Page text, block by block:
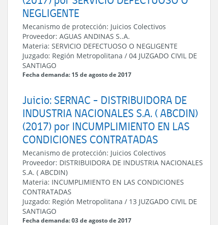
NEGLIGENTE
Mecanismo de protección: Juicios Colectivos
Proveedor: AGUAS ANDINAS S..A.
Materia: SERVICIO DEFECTUOSO O NEGLIGENTE
Juzgado: Región Metropolitana / 04 JUZGADO CIVIL DE
SANTIAGO
Fecha demanda: 15 de agosto de 2017
Juicio: SERNAC - DISTRIBUIDORA DE
INDUSTRIA NACIONALES S.A. ( ABCDIN)
(2017) por INCUMPLIMIENTO EN LAS
CONDICIONES CONTRATADAS
Mecanismo de protección: Juicios Colectivos
Proveedor: DISTRIBUIDORA DE INDUSTRIA NACIONALES
S.A. ( ABCDIN)
Materia: INCUMPLIMIENTO EN LAS CONDICIONES
CONTRATADAS
Juzgado: Región Metropolitana / 13 JUZGADO CIVIL DE
SANTIAGO
Fecha demanda: 03 de agosto de 2017